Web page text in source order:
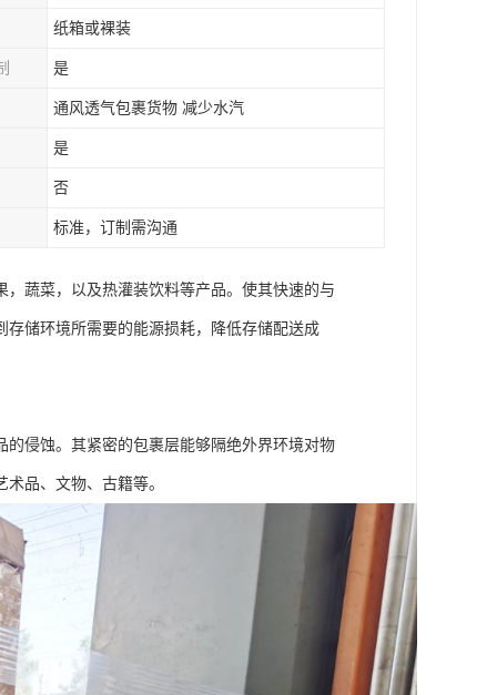
纸箱或裸装
是
通风透气包裹货物 减少水汽
是
否
标准，订制需沟通
蔬菜，以及热灌装饮料等产品。使其快速的与
储环境所需要的能源损耗，降低存储配送成
侵蚀。其紧密的包裹层能够隔绝外界环境对物
品、文物、古籍等。